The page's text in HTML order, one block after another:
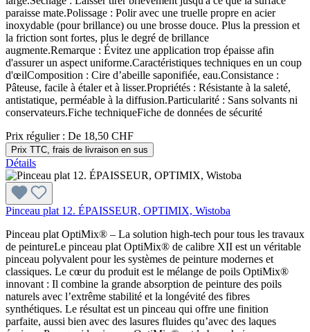
paraisse mate.Polissage : Polir avec une truelle propre en acier
inoxydable (pour brillance) ou une brosse douce. Plus la pression et
la friction sont fortes, plus le degré de brillance
augmente.Remarque : Évitez une application trop épaisse afin
d'assurer un aspect uniforme.Caractéristiques techniques en un coup
d'œilComposition : Cire d’abeille saponifiée, eau.Consistance :
Pâteuse, facile à étaler et à lisser.Propriétés : Résistante à la saleté,
antistatique, perméable à la diffusion.Particularité : Sans solvants ni
conservateurs.Fiche techniqueFiche de données de sécurité
Prix régulier : De 18,50 CHF
Prix TTC, frais de livraison en sus
Détails
Pinceau plat 12. ÉPAISSEUR, OPTIMIX, Wistoba
Pinceau plat OptiMix® – La solution high-tech pour tous les travaux
de peintureLe pinceau plat OptiMix® de calibre XII est un véritable
pinceau polyvalent pour les systèmes de peinture modernes et
classiques. Le cœur du produit est le mélange de poils OptiMix®
innovant : Il combine la grande absorption de peinture des poils
naturels avec l’extrême stabilité et la longévité des fibres
synthétiques. Le résultat est un pinceau qui offre une finition
parfaite, aussi bien avec des lasures fluides qu’avec des laques